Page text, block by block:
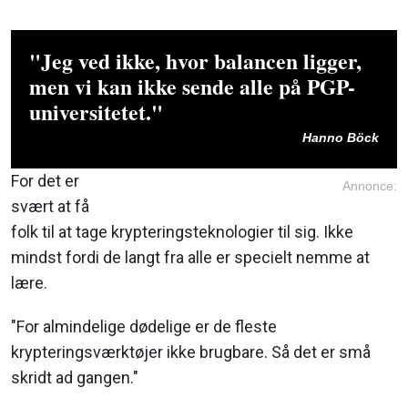
"Jeg ved ikke, hvor balancen ligger,
men vi kan ikke sende alle på PGP-
universitetet."
Hanno Böck
Annonce:
For det er
svært at få
folk til at tage krypteringsteknologier til sig. Ikke
mindst fordi de langt fra alle er specielt nemme at
lære.
"For almindelige dødelige er de fleste
krypteringsværktøjer ikke brugbare. Så det er små
skridt ad gangen."